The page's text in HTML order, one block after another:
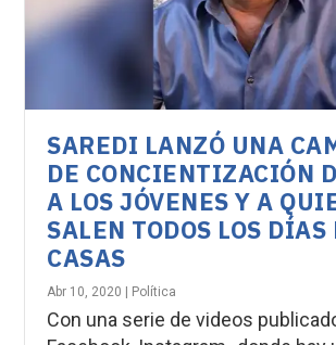
SAREDI LANZÓ UNA
DE CONCIENTIZACIÓN
A LOS JÓVENES Y A
SALEN TODOS LOS DÍAS
CASAS
Abr 10, 2020 | Política
Con una serie de videos